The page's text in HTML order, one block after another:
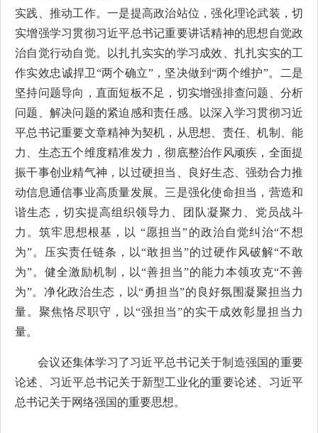
实践、推动工作。一是提高政治站位，强化理论武装，切
实增强学习贯彻习近平总书记重要讲话精神的思想自觉政
治自觉行动自觉。以扎扎实实的学习成效、扎扎实实的工
作实效忠诚捍卫“两个确立”，坚决做到“两个维护”。二是
坚持问题导向，直面短板不足，切实增强排查问题、分析
问题、解决问题的紧迫感和责任感。以深入学习贯彻习近
平总书记重要文章精神为契机，从思想、责任、机制、能
力、生态五个维度精准发力，彻底整治作风顽疾，全面提
振干事创业精气神，以过硬担当、良好生态、强劲合力推
动信息通信事业高质量发展。三是强化使命担当，营造和
谐生态，切实提高组织领导力、团队凝聚力、党员战斗
力。筑牢思想根基，以 “愿担当”的政治自觉纠治“不想
为”。压实责任链条，以“敢担当”的过硬作风破解“不敢
为”。健全激励机制，以“善担当”的能力本领攻克“不善
为”。净化政治生态，以“勇担当”的良好氛围凝聚担当力
量。聚焦恪尽职守，以“强担当”的实干成效彰显担当力
量。
会议还集体学习了习近平总书记关于制造强国的重要
论述、习近平总书记关于新型工业化的重要论述、习近平
总书记关于网络强国的重要思想。